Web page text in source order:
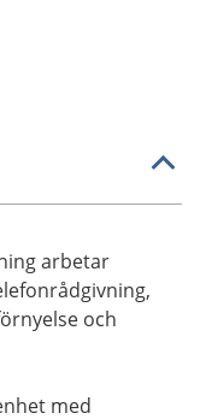
arbetar
och
med